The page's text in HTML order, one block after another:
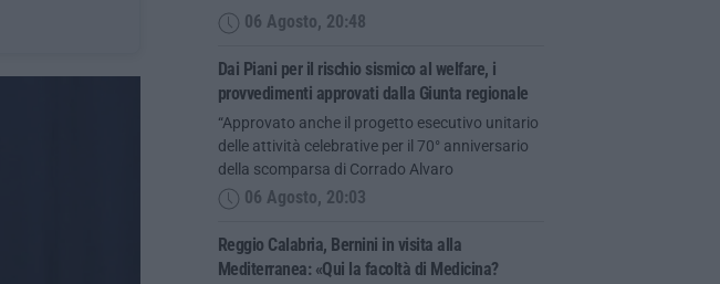
06 Agosto, 20:48
Dai Piani per il rischio sismico al welfare, i
provvedimenti approvati dalla Giunta regionale
“Approvato anche il progetto esecutivo unitario
delle attività celebrative per il 70° anniversario
della scomparsa di Corrado Alvaro
06 Agosto, 20:03
Reggio Calabria, Bernini in visita alla
Mediterranea: «Qui la facoltà di Medicina?